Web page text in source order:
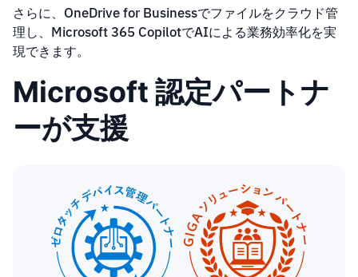
さらに、OneDrive for Businessでファイルをクラウド管
理し、Microsoft 365 CopilotでAIによる業務効率化を実
現できます。
Microsoft 認定パートナ
ーが支援